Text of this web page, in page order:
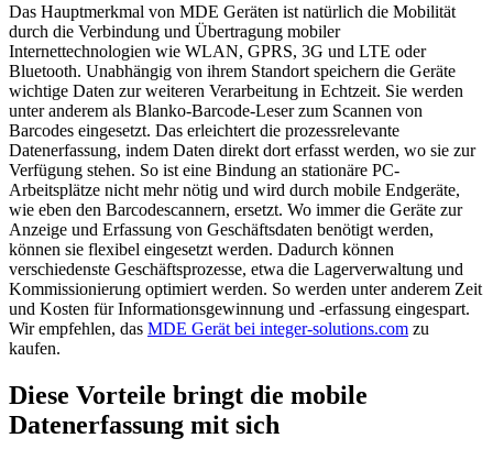
Das Hauptmerkmal von MDE Geräten ist natürlich die Mobilität
durch die Verbindung und Übertragung mobiler
Internettechnologien wie WLAN, GPRS, 3G und LTE oder
Bluetooth. Unabhängig von ihrem Standort speichern die Geräte
wichtige Daten zur weiteren Verarbeitung in Echtzeit. Sie werden
unter anderem als Blanko-Barcode-Leser zum Scannen von
Barcodes eingesetzt. Das erleichtert die prozessrelevante
Datenerfassung, indem Daten direkt dort erfasst werden, wo sie zur
Verfügung stehen. So ist eine Bindung an stationäre PC-
Arbeitsplätze nicht mehr nötig und wird durch mobile Endgeräte,
wie eben den Barcodescannern, ersetzt. Wo immer die Geräte zur
Anzeige und Erfassung von Geschäftsdaten benötigt werden,
können sie flexibel eingesetzt werden. Dadurch können
verschiedenste Geschäftsprozesse, etwa die Lagerverwaltung und
Kommissionierung optimiert werden. So werden unter anderem Zeit
und Kosten für Informationsgewinnung und -erfassung eingespart.
Wir empfehlen, das MDE Gerät bei integer-solutions.com zu
kaufen.
Diese Vorteile bringt die mobile
Datenerfassung mit sich